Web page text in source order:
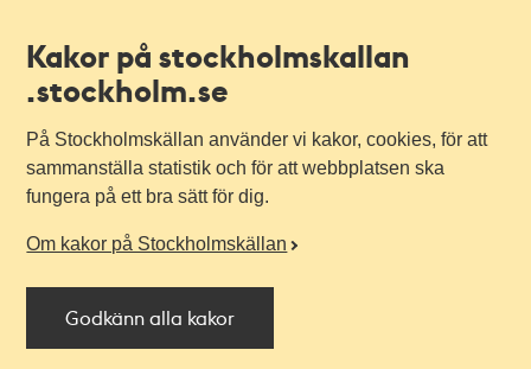
Kakor på stockholmskallan
.stockholm.se
På Stockholmskällan använder vi kakor, cookies, för att
sammanställa statistik och för att webbplatsen ska
fungera på ett bra sätt för dig.
Om kakor på Stockholmskällan
Godkänn alla kakor